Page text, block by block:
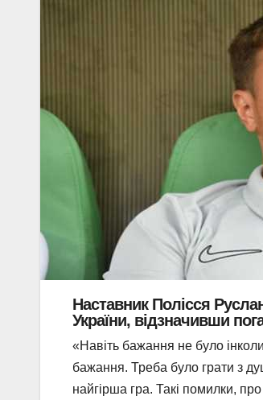
Наставник Полісся
України, відзначивши
«Навіть бажання не було
бажання. Треба було грати з
найгірша гра. Такі помилки,